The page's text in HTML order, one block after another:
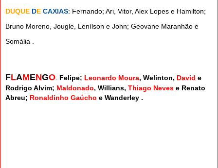
DUQUE DE CAXIAS: Fernando; Ari, Vitor, Alex Lopes e Hamilton;
Bruno Moreno, Jougle, Lenílson e John; Geovane Maranhão e
Somália .
FLAMENGO: Felipe; Leonardo Moura, Welinton, David e
Rodrigo Alvim; Maldonado, Willians, Thiago Neves e Renato
Abreu; Ronaldinho Gaúcho e Wanderley .